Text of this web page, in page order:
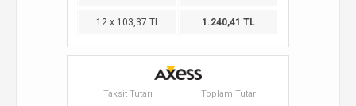
12 x 103,37 TL 1.240,41 TL
Taksit Tutarı Toplam Tutar